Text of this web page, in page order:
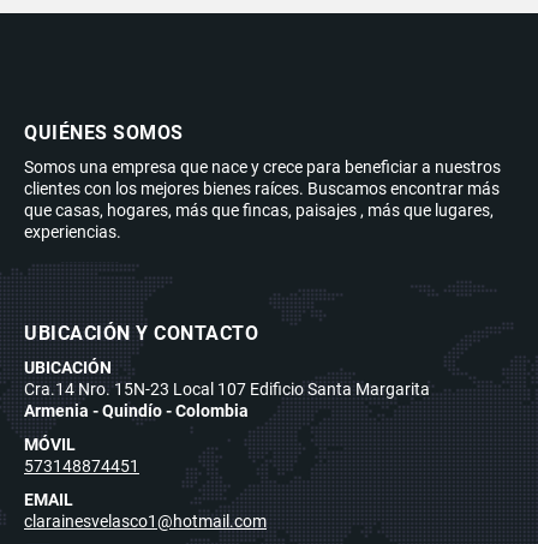
QUIÉNES SOMOS
Somos una empresa que nace y crece para beneficiar a nuestros
clientes con los mejores bienes raíces. Buscamos encontrar más
que casas, hogares, más que fincas, paisajes , más que lugares,
experiencias.
UBICACIÓN Y CONTACTO
UBICACIÓN
Cra.14 Nro. 15N-23 Local 107 Edificio Santa Margarita
Armenia - Quindío - Colombia
MÓVIL
573148874451
EMAIL
clarainesvelasco1@hotmail.com